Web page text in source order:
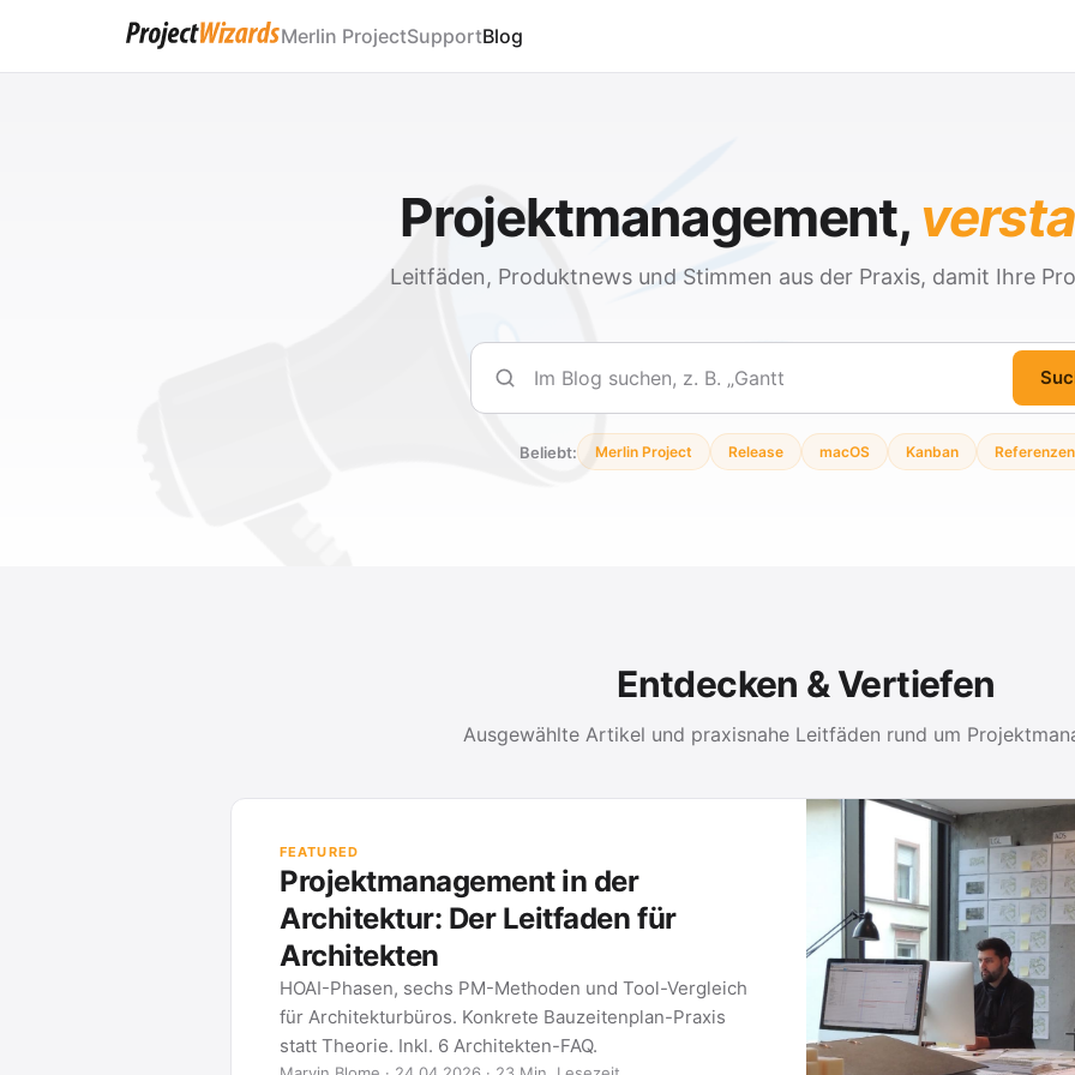
Merlin ProjectSupportBlog
Projektmanagement,
Leitfäden, Produktnews und Stimmen aus der Praxis, damit Ihre
Suchen
Beliebt: Merlin Project Release macOS Kanban Referenzen
Entdecken & Vertiefen
Ausgewählte Artikel und praxisnahe Leitfäden rund um
FEATURED
Projektmanagement in der
Architektur: Der Leitfaden für
Architekten
HOAI-Phasen, sechs PM-Methoden und Tool-Vergleich
für Architekturbüros. Konkrete Bauzeitenplan-Praxis
statt Theorie. Inkl. 6 Architekten-FAQ.